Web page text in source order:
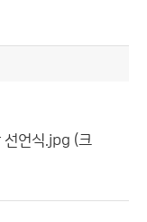
선언식.jpg (크